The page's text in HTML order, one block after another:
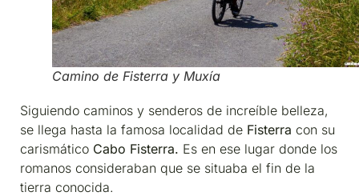
Camino de Fisterra y Muxía
Siguiendo caminos y senderos de increíble belleza,
se llega hasta la famosa localidad de Fisterra con su
carismático Cabo Fisterra. Es en ese lugar donde los
romanos consideraban que se situaba el fin de la
tierra conocida.